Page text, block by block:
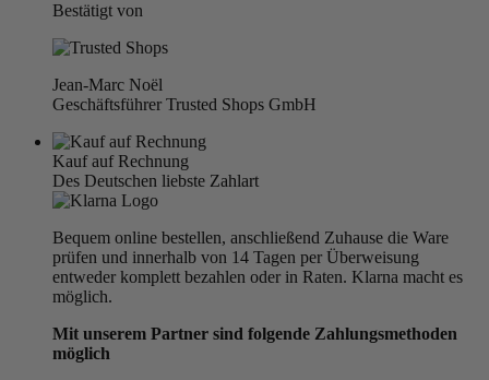
Bestätigt von
Jean-Marc Noël
Geschäftsführer Trusted Shops GmbH
Kauf auf Rechnung
Des Deutschen liebste Zahlart
Bequem online bestellen, anschließend Zuhause die Ware
prüfen und innerhalb von 14 Tagen per Überweisung
entweder komplett bezahlen oder in Raten. Klarna macht es
möglich.
Mit unserem Partner sind folgende Zahlungsmethoden
möglich